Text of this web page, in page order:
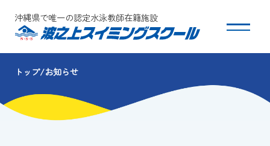
沖縄県で唯一の認定水泳教師在籍施設
スクールについて
コース・クラス紹介
トップ お知らせ